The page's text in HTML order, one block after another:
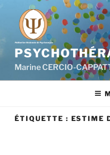
Marine CERCIO-
ÉTIQUETTE : ESTIME